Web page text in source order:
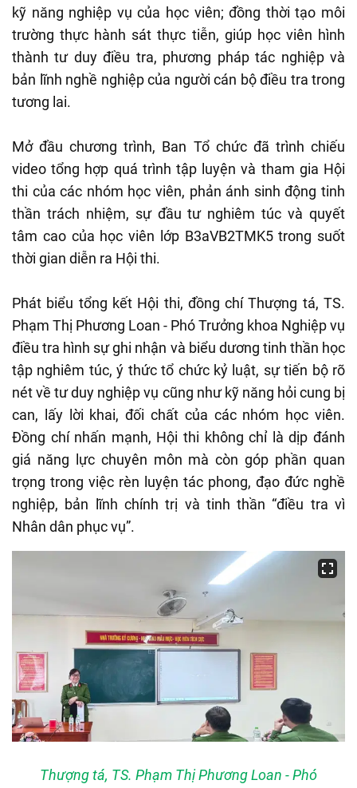
kỹ năng nghiệp vụ của học viên; đồng thời tạo môi
trường thực hành sát thực tiễn, giúp học viên hình
thành tư duy điều tra, phương pháp tác nghiệp và
bản lĩnh nghề nghiệp của người cán bộ điều tra trong
tương lai.
Mở đầu chương trình, Ban Tổ chức đã trình chiếu
video tổng hợp quá trình tập luyện và tham gia Hội
thi của các nhóm học viên, phản ánh sinh động tinh
thần trách nhiệm, sự đầu tư nghiêm túc và quyết
tâm cao của học viên lớp B3aVB2TMK5 trong suốt
thời gian diễn ra Hội thi.
Phát biểu tổng kết Hội thi, đồng chí Thượng tá, TS.
Phạm Thị Phương Loan - Phó Trưởng khoa Nghiệp vụ
điều tra hình sự ghi nhận và biểu dương tinh thần học
tập nghiêm túc, ý thức tổ chức kỷ luật, sự tiến bộ rõ
nét về tư duy nghiệp vụ cũng như kỹ năng hỏi cung bị
can, lấy lời khai, đối chất của các nhóm học viên.
Đồng chí nhấn mạnh, Hội thi không chỉ là dịp đánh
giá năng lực chuyên môn mà còn góp phần quan
trọng trong việc rèn luyện tác phong, đạo đức nghề
nghiệp, bản lĩnh chính trị và tinh thần “điều tra vì
Nhân dân phục vụ”.
Thượng tá, TS. Phạm Thị Phương Loan - Phó